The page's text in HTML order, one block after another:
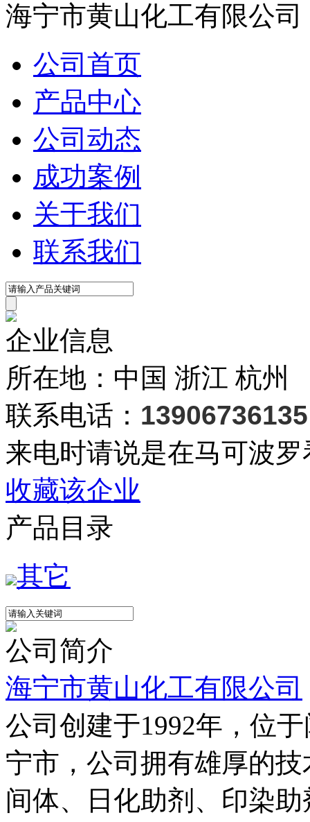
海宁市黄山化工有限公司
公司首页
产品中心
公司动态
成功案例
关于我们
联系我们
企业信息
所在地：中国 浙江 杭州
联系电话： 13906736135
来电时请说是在马可波
收藏该企业
产品目录
其它
公司简介
海宁市黄山化工有限公司
公司创建于1992年，位
宁市，公司拥有雄厚的
间体、日化助剂、印染